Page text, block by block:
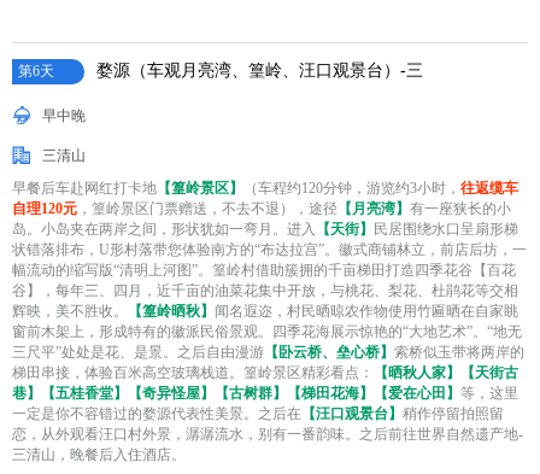
第6天 婺源（车观月亮湾、篁岭、汪口观景台）-三
早中晚
三清山
早餐后车赴网红打卡地 【篁岭景区】 （车程约120分钟，游览约3小时， 往返缆车
自理120元 ，篁岭景区门票赠送，不去不退），途径 【月亮湾】 有一座狭长的小
岛。小岛夹在两岸之间，形状犹如一弯月。进入
【天街】
民居围绕水口呈扇形梯
状错落排布，U形村落带您体验南方的“布达拉宫”。徽式商铺林立，前店后坊，一
幅流动的缩写版“清明上河图”。篁岭村借助簇拥的千亩梯田打造四季花谷【百花
谷】，每年三、四月，近千亩的油菜花集中开放，与桃花、梨花、杜鹃花等交相
辉映，美不胜收。
【篁岭晒秋】 闻名遐迩，村民晒晾农作物使用竹匾晒在自家眺
窗前木架上，形成特有的徽派民俗景观。四季花海展示惊艳的“大地艺术”。“地无
三尺平”处处是花、是景。之后自由漫游 【卧云桥、垒心桥】 索桥似玉带将两岸的
梯田串接，体验百米高空玻璃栈道。篁岭景区精彩看点：
【晒秋人家】【天街古
巷】【五桂香堂】【奇异怪屋】【古树群】【梯田花海】【爱在心田】 等，这里
一定是你不容错过的婺源代表性美景。之后在 【汪口观景台】 稍作停留拍照留
恋，从外观看汪口村外景，潺潺流水，别有一番韵味。之后前往世界自然遗产地-
三清山，晚餐后入住酒店。